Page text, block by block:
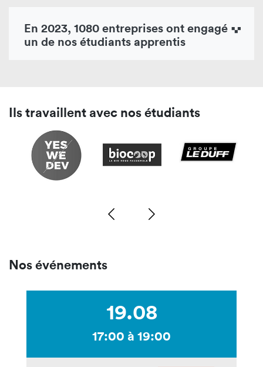
En 2023, 1080 entreprises ont engagé
un de nos étudiants apprentis
Ils travaillent avec nos étudiants
Nos événements
19.08
17:00 à 19:00